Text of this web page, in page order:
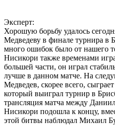
Эксперт:
Хорошую борьбу удалось
Медведеву в финале турнира в
много ошибок было от нашего
Нисикори также временами
большей части, он играл
лучше в данном матче. На
Медведев, скорее всего,
который выиграл турнир в
трансляция матча между
Нисикори подошла к концу,
этой битвы наблюдал Михаил